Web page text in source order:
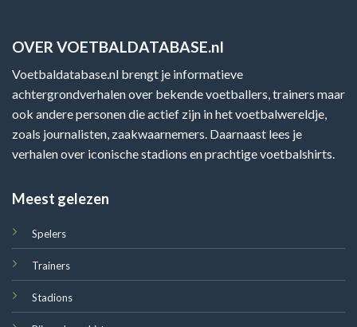
OVER VOETBALDATABASE.nl
Voetbaldatabase.nl brengt je informatieve
achtergrondverhalen over bekende voetballers, trainers maar
ook andere personen die actief zijn in het voetbalwereldje,
zoals journalisten, zaakwaarnemers. Daarnaast lees je
verhalen over iconische stadions en prachtige voetbalshirts.
Meest gelezen
Spelers
Trainers
Stadions